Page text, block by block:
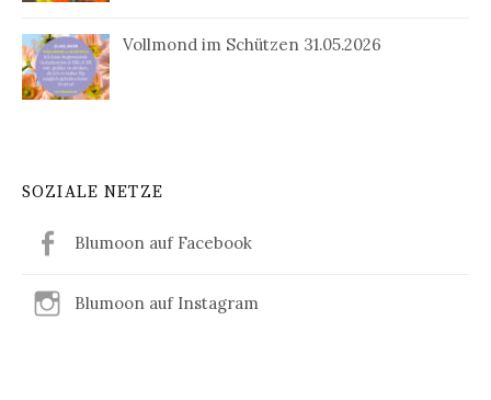
Vollmond im Schützen 31.05.2026
SOZIALE NETZE
Blumoon auf Facebook
Blumoon auf Instagram